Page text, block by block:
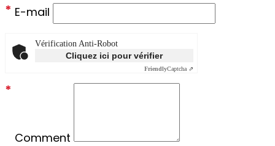
E-mail
*
Vérification Anti-Robot
Cliquez ici pour vérifier
FriendlyCaptcha ⇗
Comment
*